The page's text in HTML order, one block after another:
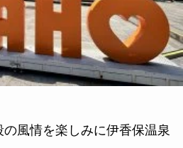
風情を楽しみに伊香保温泉